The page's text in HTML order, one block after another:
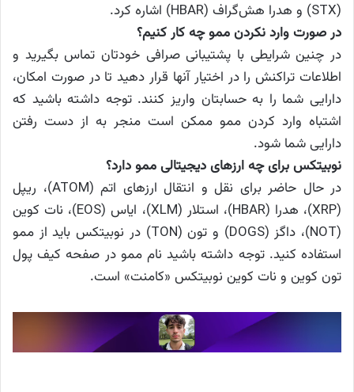
(STX) و هدرا هش‌گراف (HBAR) اشاره کرد.
در صورت وارد نکردن ممو چه کار کنیم؟
در چنین شرایطی با پشتیبانی صرافی خودتان تماس بگیرید و
اطلاعات تراکنش را در اختیار آنها قرار دهید تا در صورت امکان،
دارایی شما را به حسابتان واریز کنند. توجه داشته باشید که
اشتباه وارد کردن ممو ممکن است منجر به از دست رفتن
دارایی شما شود.
نوبیتکس برای چه ارزهای دیجیتالی ممو دارد؟
در حال حاضر برای نقل و انتقال ارزهای اتم (ATOM)، ریپل
(XRP)، هدرا (HBAR)، استلار (XLM)، ایاس (EOS)، نات کوین
(NOT)، داگز (DOGS) و تون (TON) در نوبیتکس باید از ممو
استفاده کنید. توجه داشته باشید نام ممو در صفحه کیف پول
تون کوین و نات کوین نوبیتکس «کامنت» است.